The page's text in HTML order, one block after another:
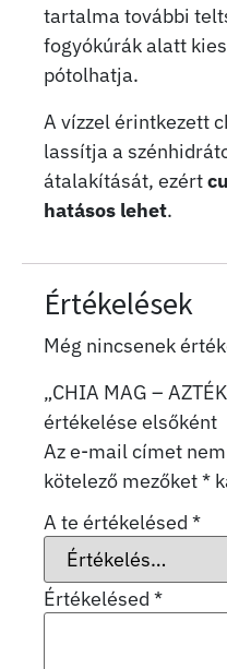
tartalma további
fogyókúrák alatt
pótolhatja.
A vízzel érintkezett
lassítja a
átalakítását, ezért
hatásos lehet.
Értékelések
Még nincsenek
„CHIA MAG –
értékelése elsőként
Az e-mail címet
kötelező mezőket*
A te értékelésed *
Értékelésed *